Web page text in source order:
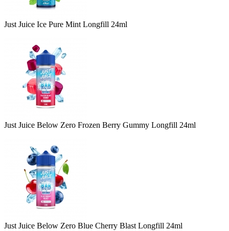
Just Juice Ice Pure Mint Longfill 24ml
Just Juice Below Zero Frozen Berry Gummy Longfill 24ml
Just Juice Below Zero Blue Cherry Blast Longfill 24ml